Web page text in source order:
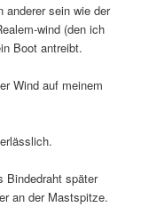
anderer sein wie der
wind (den ich
Boot antreibt.
Wind auf meinem
Bindedraht später
an der Mastspitze.